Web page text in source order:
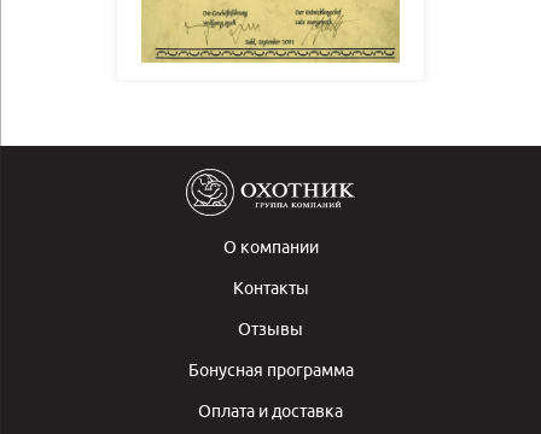
О компании
Контакты
Отзывы
Бонусная программа
Оплата и доставка